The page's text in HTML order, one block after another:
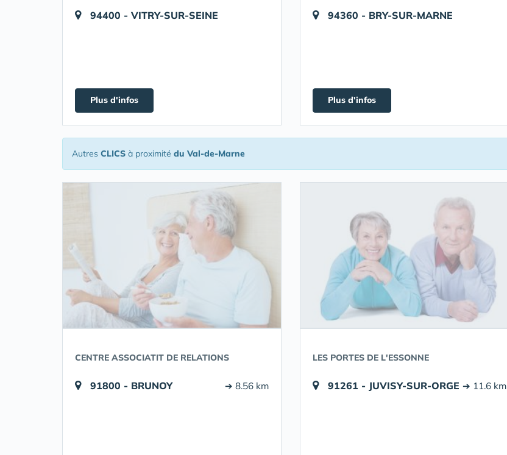
94400 - VITRY-SUR-SEINE
Plus d'infos
94360 - BRY-SUR-MARNE
Plus d'infos
Autres CLICS à proximité du Val-de-Marne
CENTRE ASSOCIATIT DE RELATIONS
91800 - BRUNOY ➔ 8.56 km
LES PORTES DE L'ESSONNE
91261 - JUVISY-SUR-ORGE ➔ 11.6 km